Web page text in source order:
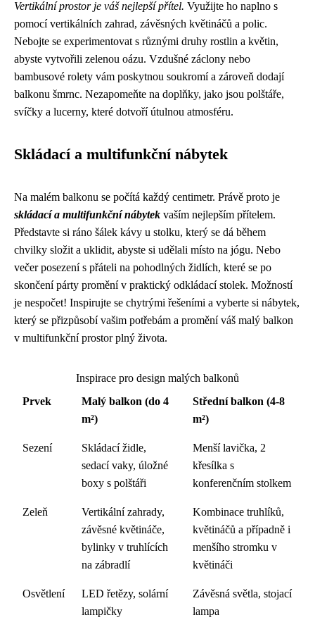
Vertikální prostor je váš nejlepší přítel. Využijte ho naplno s
pomocí vertikálních zahrad, závěsných květináčů a polic.
Nebojte se experimentovat s různými druhy rostlin a květin,
abyste vytvořili zelenou oázu. Vzdušné záclony nebo
bambusové rolety vám poskytnou soukromí a zároveň dodají
balkonu šmrnc. Nezapomeňte na doplňky, jako jsou polštáře,
svíčky a lucerny, které dotvoří útulnou atmosféru.
Skládací a multifunkční nábytek
Na malém balkonu se počítá každý centimetr. Právě proto je
skládací a multifunkční nábytek vaším nejlepším přítelem.
Představte si ráno šálek kávy u stolku, který se dá během
chvilky složit a uklidit, abyste si udělali místo na jógu. Nebo
večer posezení s přáteli na pohodlných židlích, které se po
skončení párty promění v praktický odkládací stolek. Možností
je nespočet! Inspirujte se chytrými řešeními a vyberte si nábytek,
který se přizpůsobí vašim potřebám a promění váš malý balkon
v multifunkční prostor plný života.
Inspirace pro design malých balkonů
Prvek
Malý balkon (do 4
m²)
Střední balkon (4-8
m²)
Sezení
Skládací židle,
sedací vaky, úložné
boxy s polštáři
Menší lavička, 2
křesílka s
konferenčním stolkem
Zeleň
Vertikální zahrady,
závěsné květináče,
bylinky v truhlících
na zábradlí
Kombinace truhlíků,
květináčů a případně i
menšího stromku v
květináči
Osvětlení
LED řetězy, solární
lampičky
Závěsná světla, stojací
lampa